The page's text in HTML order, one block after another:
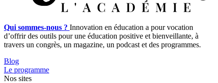
Qui sommes-nous ? Innovation en éducation a pour vocation
d’offrir des outils pour une éducation positive et bienveillante, à
travers un congrès, un magazine, un podcast et des programmes.
Blog
Le programme
Nos sites